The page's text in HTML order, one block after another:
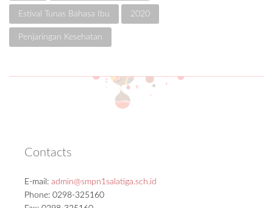
Estival Tunas Bahasa Ibu 2020
Penjaringan Kesehatan
Contacts
E-mail: admin@smpn1salatiga.sch.id
Phone: 0298-325160